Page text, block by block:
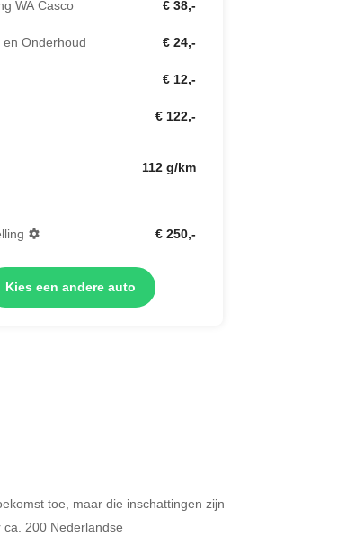
WA Casco € 38,-
Onderhoud € 24,-
€ 12,-
€ 122,-
112 g/km
€ 250,-
Kies een andere auto
Merken op basis van segment
toe, maar die inschattingen zijn
200 Nederlandse